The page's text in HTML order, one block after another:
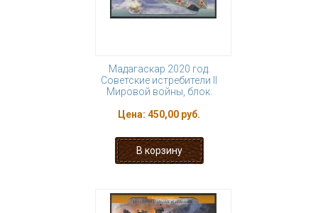
Мадагаскар 2020 год.
Советские истребители II
Мировой войны, блок.
Цена: 450,00 руб.